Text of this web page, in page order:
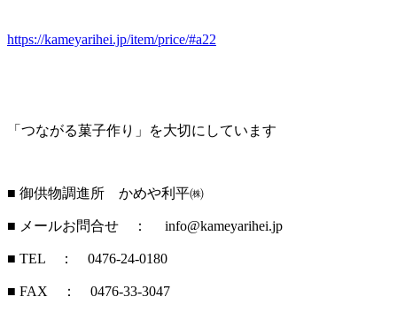
https://kameyarihei.jp/item/price/#a22
「つながる菓子作り」を大切にしています
■ 御供物調進所 かめや利平㈱
■ メールお問合せ ： info@kameyarihei.jp
■ TEL ： 0476-24-0180
■ FAX ： 0476-33-3047